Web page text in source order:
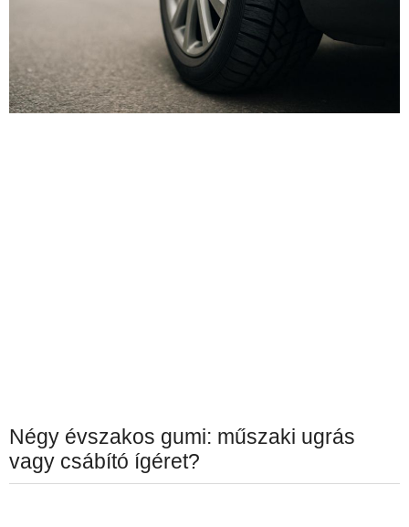
Négy évszakos gumi: műszaki ugrás
vagy csábító ígéret?